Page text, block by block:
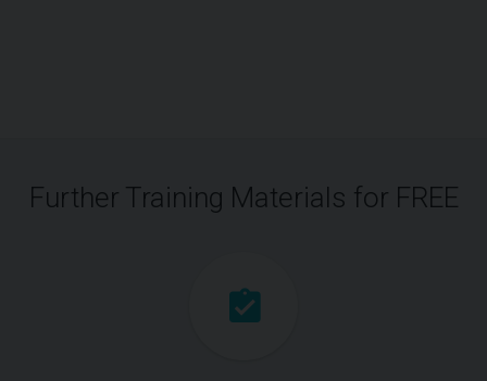
Further Training Materials for FREE